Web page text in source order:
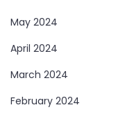
May 2024
April 2024
March 2024
February 2024